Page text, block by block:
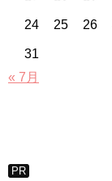
24 25 26
31
« 7月
PR